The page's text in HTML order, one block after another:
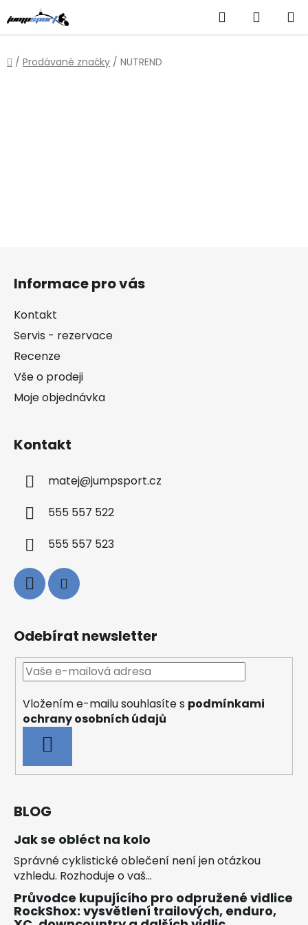
na
obsah
Hledat
KOŠÍK
Domů
/ Prodávané značky / NUTREND
Informace pro vás
Kontakt
Servis - rezervace
Recenze
Vše o prodeji
Moje objednávka
Kontakt
matej@jumpsport.cz
555 557 522
555 557 523
Odebírat newsletter
Vložením e-mailu souhlasíte s podmínkami
ochrany osobních údajů
SE
BLOG
Jak se obléct na kolo
Správné cyklistické oblečení není jen otázkou
vzhledu. Rozhoduje o vaš...
Průvodce kupujícího pro odpružené vidlice
RockShox: vysvětlení trailových, enduro,